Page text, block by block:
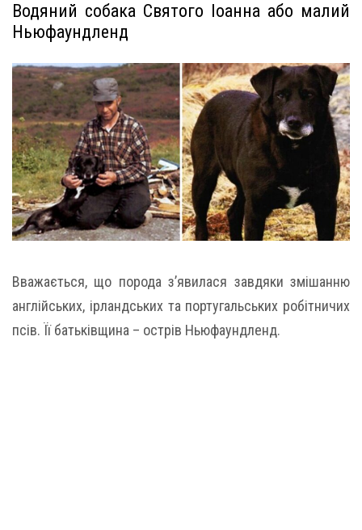
Водяний собака Святого Іоанна або малий
Ньюфаундленд
Вважається, що порода з’явилася завдяки змішанню
англійських, ірландських та португальських робітничих
псів. Її батьківщина – острів Ньюфаундленд.